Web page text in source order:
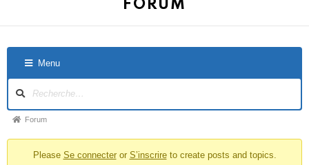
FORUM
Menu
v
g
F Forum
Please Se connecteror S’inscrireto create posts and topics.